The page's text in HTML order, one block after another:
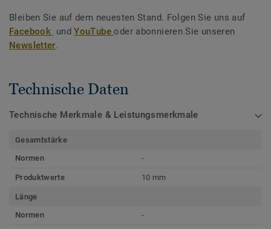
Bleiben Sie auf dem neuesten Stand. Folgen Sie uns auf
Facebook undYouTubeoder abonnieren Sie unseren
Newsletter.
Technische Daten
Technische Merkmale & Leistungsmerkmale
Gesamtstärke
Normen
-
Produktwerte 10 mm
Länge
Normen
-